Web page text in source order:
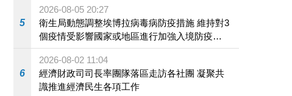
5
2026-08-05 20:27
衛生局動態調整埃博拉病毒病防疫措施 維持對3
個疫情受影響國家或地區進行加強入境防疫措
施
6
2026-08-02 11:04
經濟財政司司長率團隊落區走訪各社團 凝聚共
識推進經濟民生各項工作